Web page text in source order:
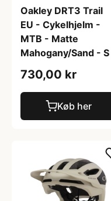
Oakley DRT3 Trail
EU - Cykelhjelm -
MTB - Matte
Mahogany/Sand - S
730,00 kr
Køb her